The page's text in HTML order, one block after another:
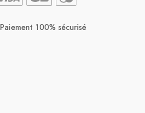
Paiement 100% sécurisé